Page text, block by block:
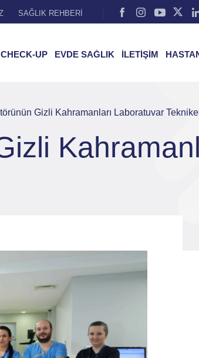
SAĞLIK REHBERİ
CHECK-UP EVDE SAĞLIK İLETİŞİM
Gizli Kahramanları Laboratuvar